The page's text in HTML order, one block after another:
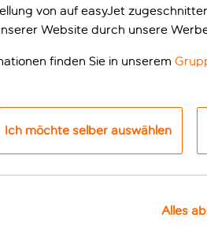
Hotel
Ibiza-Stadt gelegen, bietet
von auf easyJet
Website durch unsere
finden Sie in unserem
Ich möchte selber auswählen
Alles